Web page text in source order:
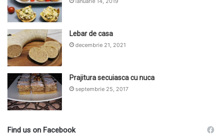
Lebar de casa
decembrie 21, 2021
Prajitura secuiasca cu nuca
septembrie 25, 2017
Find us on Facebook